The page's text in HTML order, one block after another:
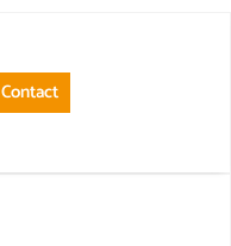
Contact